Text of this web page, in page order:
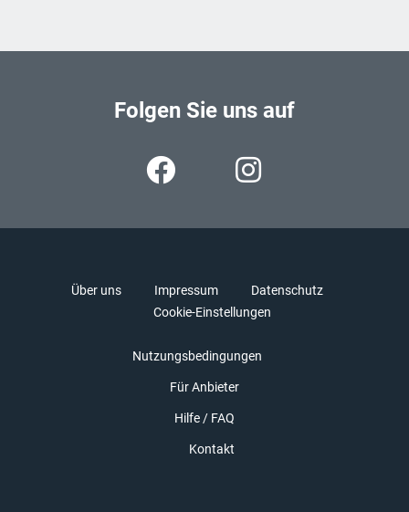
Folgen Sie uns auf
Über uns Impressum
Datenschutz
Cookie-Einstellungen
Nutzungsbedingungen
Für Anbieter
Hilfe / FAQ
Kontakt